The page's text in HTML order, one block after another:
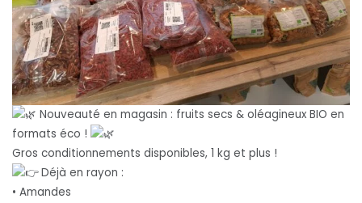
Nouveauté en magasin : fruits secs & oléagineux BIO en
formats éco !
Gros conditionnements disponibles, 1 kg et plus !
Déjà en rayon :
• Amandes